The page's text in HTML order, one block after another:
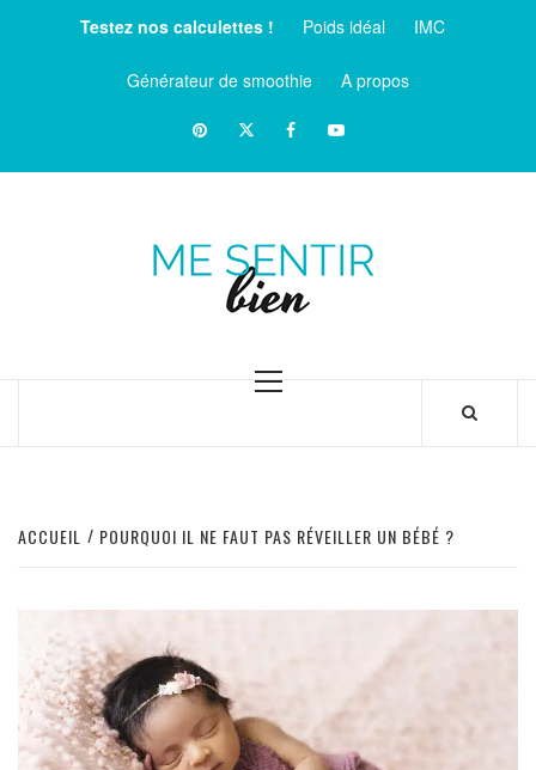
Testez nos calculettes ! Poids idéal IMC
Générateur de smoothie
A propos
PinterestTwitterfacebookYoutube
Menu
ACCUEIL POURQUOI IL NE FAUT PAS RÉVEILLER UN BÉBÉ ?